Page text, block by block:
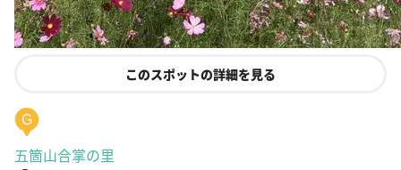
このスポットの詳細を見る
G
五箇山合掌の里